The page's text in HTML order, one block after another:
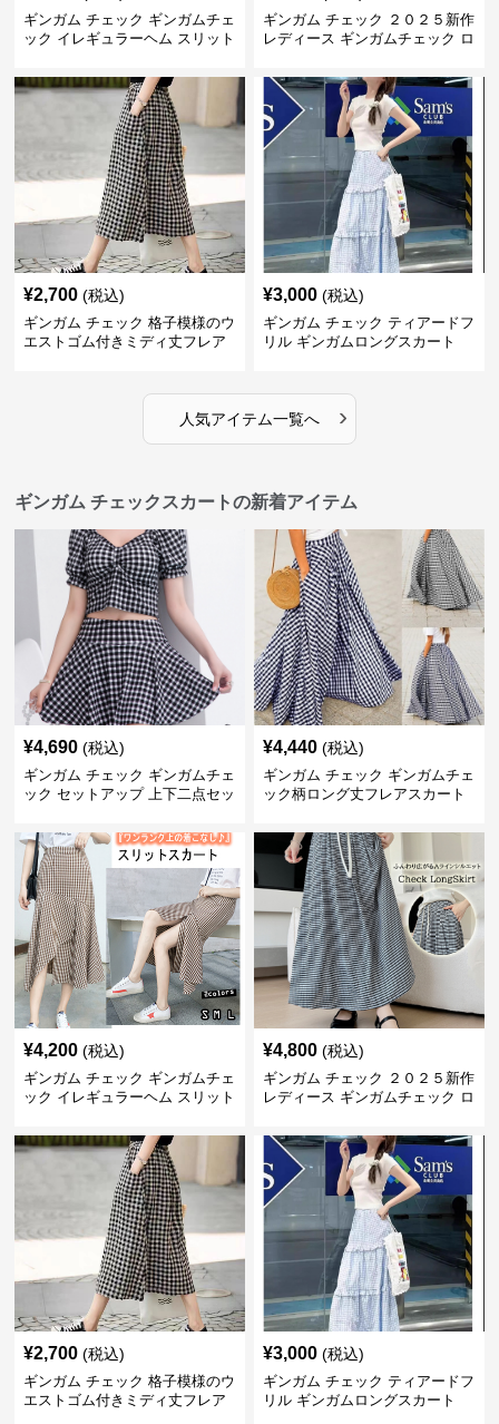
ギンガム チェック ギンガムチェ
ック イレギュラーヘム スリット
ギンガム チェック ２０２５新作
レディース ギンガムチェック ロ
¥2,700 (税込)
ギンガム チェック 格子模様のウ
エストゴム付きミディ丈フレア
¥3,000 (税込)
ギンガム チェック ティアードフ
リル ギンガムロングスカート
人気アイテム一覧へ ›
ギンガム チェックスカートの新着アイテム
¥4,690 (税込)
ギンガム チェック ギンガムチェ
ック セットアップ 上下二点セッ
¥4,440 (税込)
ギンガム チェック ギンガムチェ
ック柄ロング丈フレアスカート
¥4,200 (税込)
ギンガム チェック ギンガムチェ
ック イレギュラーヘム スリット
¥4,800 (税込)
ギンガム チェック ２０２５新作
レディース ギンガムチェック ロ
¥2,700 (税込)
ギンガム チェック 格子模様のウ
エストゴム付きミディ丈フレア
¥3,000 (税込)
ギンガム チェック ティアードフ
リル ギンガムロングスカート